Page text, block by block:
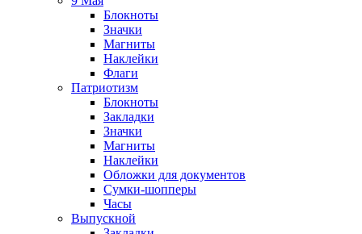
Блокноты
Значки
Магниты
Наклейки
Флаги
Патриотизм
Блокноты
Закладки
Значки
Магниты
Наклейки
Обложки для документов
Сумки-шопперы
Часы
Выпускной